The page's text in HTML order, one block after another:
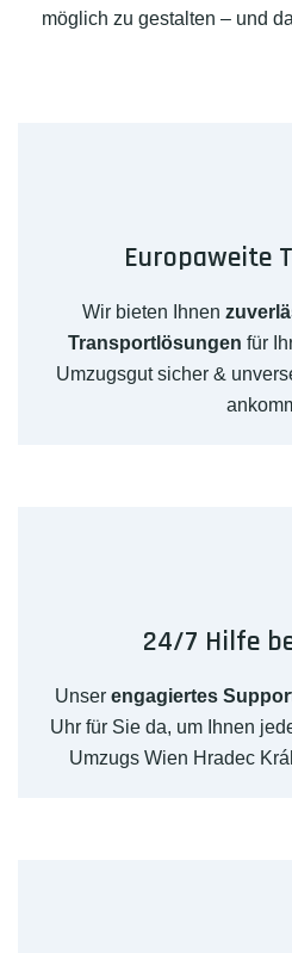
möglich zu gestalten – und
Europaweite
Wir bieten Ihnen
Transportlösungen für
Umzugsgut sicher &
24/7 Hilfe
Unser engagiertes
Uhr für Sie da, um Ihnen
Umzugs Wien Hradec